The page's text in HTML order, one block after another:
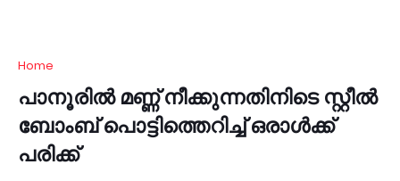
Home
പാനൂരിൽ മണ്ണ് നീക്കുന്നതിനിടെ സ്റ്റീൽ
ബോംബ് പൊട്ടിത്തെറിച്ച് ഒരാൾക്ക്
പരിക്ക്